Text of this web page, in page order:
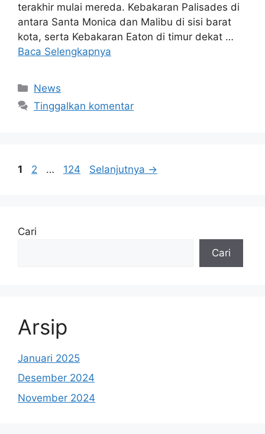
terakhir mulai mereda. Kebakaran Palisades di
antara Santa Monica dan Malibu di sisi barat
kota, serta Kebakaran Eaton di timur dekat …
Baca Selengkapnya
Kategori
News
Tinggalkan komentar
Halaman
1 Halaman
2 … Halaman
124 Selanjutnya →
Cari
Cari
Arsip
Januari 2025
Desember 2024
November 2024